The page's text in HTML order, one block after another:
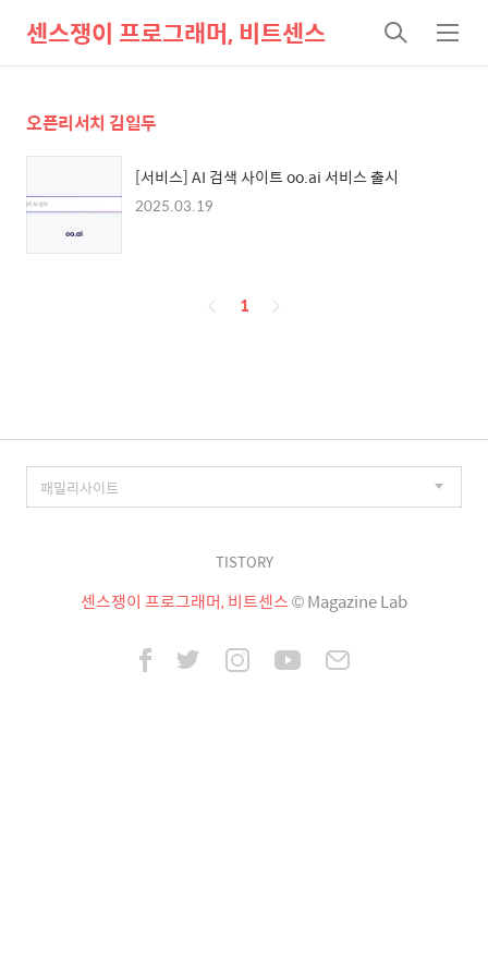
센스쟁이 프로그래머, 비트센스
검
색
메
뉴
오픈리서치 김일두
[서비스] AI 검색 사이트 oo.ai 서비스 출시
2025.03.19
페
1
TISTORY
센스쟁이 프로그래머, 비트센스© Magazine Lab